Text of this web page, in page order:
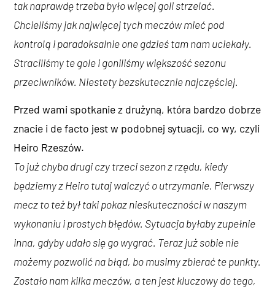
tak naprawdę trzeba było więcej goli strzelać.
Chcieliśmy jak najwięcej tych meczów mieć pod
kontrolą i paradoksalnie one gdzieś tam nam uciekały.
Straciliśmy te gole i goniliśmy większość sezonu
przeciwników. Niestety bezskutecznie najczęściej.
Przed wami spotkanie z drużyną, która bardzo dobrze
znacie i de facto jest w podobnej sytuacji, co wy, czyli
Heiro Rzeszów.
To już chyba drugi czy trzeci sezon z rzędu, kiedy
będziemy z Heiro tutaj walczyć o utrzymanie. Pierwszy
mecz to też był taki pokaz nieskuteczności w naszym
wykonaniu i prostych błędów. Sytuacja byłaby zupełnie
inna, gdyby udało się go wygrać. Teraz już sobie nie
możemy pozwolić na błąd, bo musimy zbierać te punkty.
Zostało nam kilka meczów, a ten jest kluczowy do tego,